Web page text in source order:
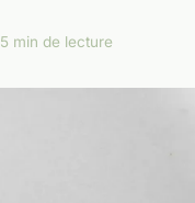
5 min de lecture